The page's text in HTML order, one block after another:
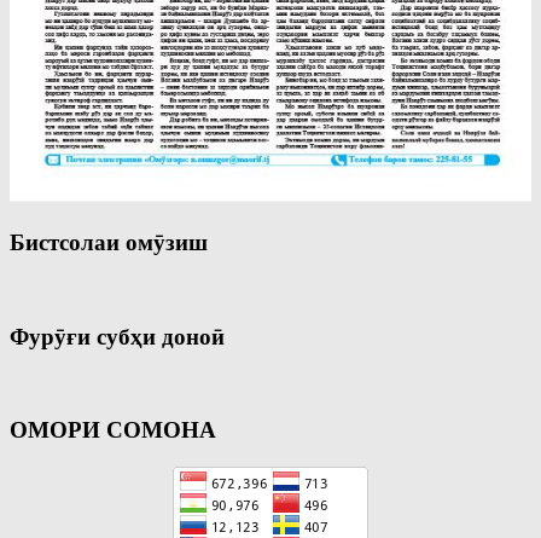
Бистсолаи омӯзиш
Фурӯғи субҳи доноӣ
ОМОРИ СОМОНА